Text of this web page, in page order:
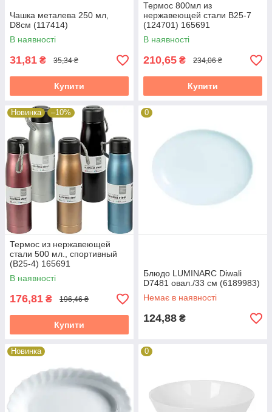
Чашка металева 250 мл,
D8см (117414)
В наявності
31,81 ₴ 35,34 ₴
Купити
Термос 800мл из
нержавеющей стали B25-7
(124701) 165691
В наявності
210,65 ₴ 234,06 ₴
Купити
Новинка –10%
Термос из нержавеющей
стали 500 мл., спортивный
(B25-4) 165691
В наявності
176,81 ₴ 196,46 ₴
Купити
0
Блюдо LUMINARC Diwali
D7481 овал./33 см (6189983)
Немає в наявності
124,88 ₴
Новинка 0